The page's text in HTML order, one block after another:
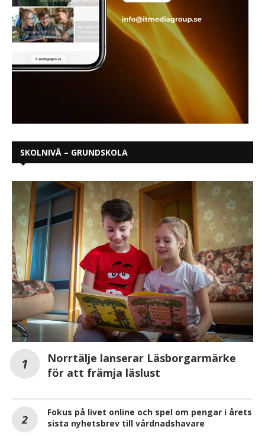
SKOLNIVÅ – GRUNDSKOLA
Norrtälje lanserar Läsborgarmärke
för att främja läslust
Fokus på livet online och spel om pengar i årets
sista nyhetsbrev till vårdnadshavare